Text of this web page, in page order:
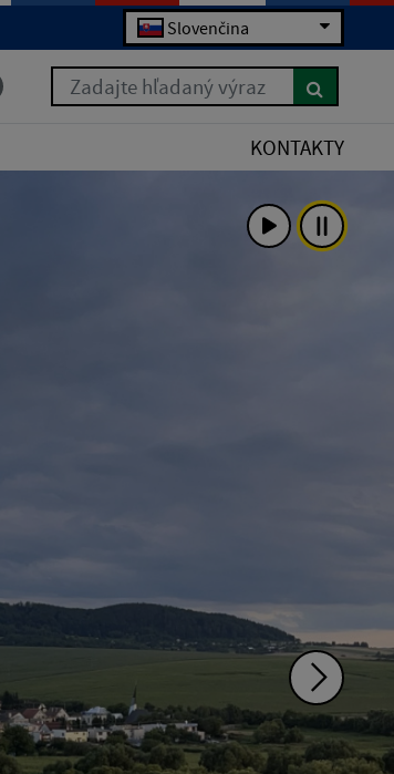
Slovenčina
Zadajte hľadaný výraz
KONTAKTY